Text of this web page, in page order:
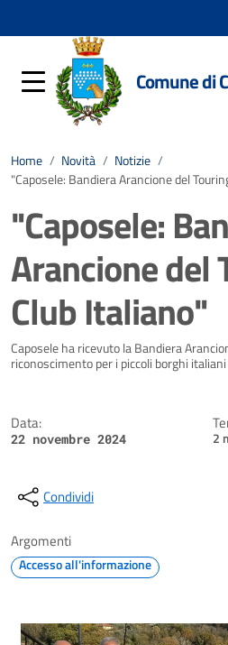
Comune di
Home / Novità / Notizie /
"Caposele: Bandiera Arancione del
"Caposele:
Arancione del
Club Italiano"
Dettagli della
Caposele ha ricevuto la Bandiera
riconoscimento per i piccoli borghi
Data:
22 novembre 2024 2
Condividi
Argomenti
Accesso all'informazione